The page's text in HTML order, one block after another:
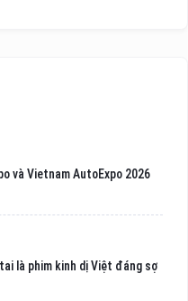
và Vietnam AutoExpo 2026
là phim kinh dị Việt đáng sợ